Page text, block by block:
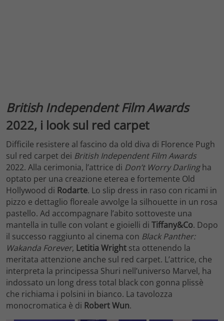
British Independent Film Awards
2022, i look sul red carpet
Difficile resistere al fascino da old diva di Florence Pugh
sul red carpet dei British Independent Film Awards
2022. Alla cerimonia, l’attrice di Don’t Worry Darlingha
optato per una creazione eterea e fortemente Old
Hollywood di Rodarte. Lo slip dress in raso con ricami in
pizzo e dettaglio floreale avvolge la silhouette in un rosa
pastello. Ad accompagnare l’abito sottoveste una
mantella in tulle con volant e gioielli di Tiffany&Co. Dopo
il successo raggiunto al cinema con Black Panther:
Wakanda Forever, Letitia Wright sta ottenendo la
meritata attenzione anche sul red carpet. L’attrice, che
interpreta la principessa Shuri nell’universo Marvel, ha
indossato un long dress total black con gonna plissè
che richiama i polsini in bianco. La tavolozza
monocromatica è di Robert Wun.